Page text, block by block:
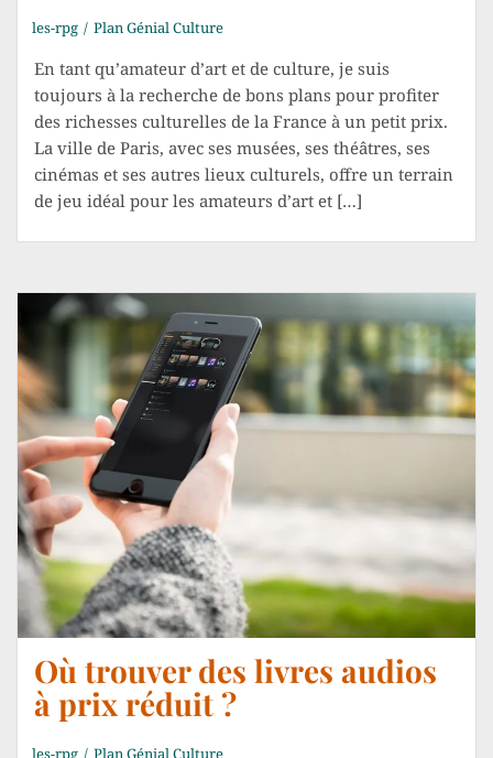
les-rpg Plan Génial Culture
En tant qu’amateur d’art et de culture, je suis
toujours à la recherche de bons plans pour profiter
des richesses culturelles de la France à un petit prix.
La ville de Paris, avec ses musées, ses théâtres, ses
cinémas et ses autres lieux culturels, offre un terrain
de jeu idéal pour les amateurs d’art et […]
Où trouver des livres audios
à prix réduit ?
les-rpg Plan Génial Culture